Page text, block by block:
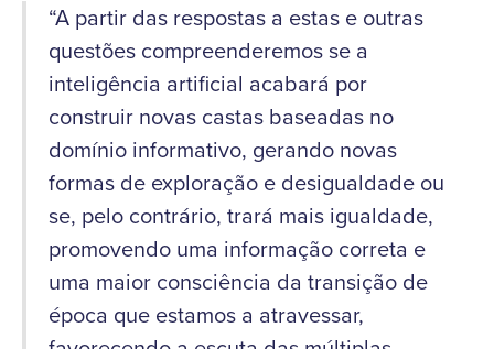
“A partir das respostas a estas e outras
questões compreenderemos se a
inteligência artificial acabará por
construir novas castas baseadas no
domínio informativo, gerando novas
formas de exploração e desigualdade ou
se, pelo contrário, trará mais igualdade,
promovendo uma informação correta e
uma maior consciência da transição de
época que estamos a atravessar,